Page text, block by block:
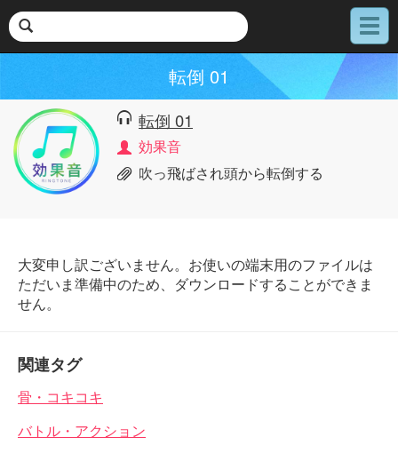
メ
ニ
転倒 01
転倒 01
効果音
吹っ飛ばされ頭から転倒する
大変申し訳ございません。お使いの端末用のファイルは
ただいま準備中のため、ダウンロードすることができま
せん。
関連タグ
骨・コキコキ
バトル・アクション